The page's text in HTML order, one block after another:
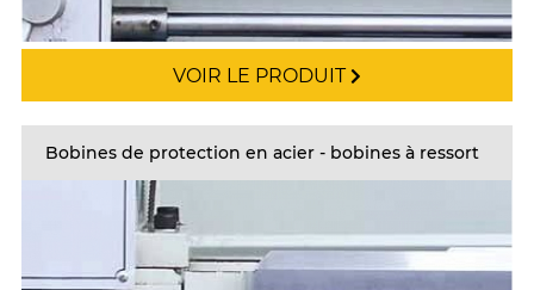
VOIR LE PRODUIT
Bobines de protection en acier - bobines à ressort